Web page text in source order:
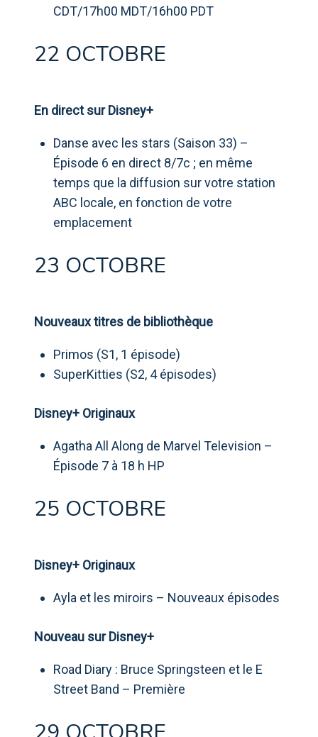
CDT/17h00 MDT/16h00 PDT
22 OCTOBRE
En direct sur Disney+
Danse avec les stars (Saison 33) –
Épisode 6 en direct 8/7c ; en même
temps que la diffusion sur votre station
ABC locale, en fonction de votre
emplacement
23 OCTOBRE
Nouveaux titres de bibliothèque
Primos (S1, 1 épisode)
SuperKitties (S2, 4 épisodes)
Disney+ Originaux
Agatha All Along de Marvel Television –
Épisode 7 à 18 h HP
25 OCTOBRE
Disney+ Originaux
Ayla et les miroirs – Nouveaux épisodes
Nouveau sur Disney+
Road Diary : Bruce Springsteen et le E
Street Band – Première